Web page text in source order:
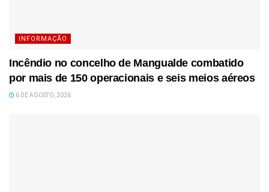
INFORMAÇÃO
Incêndio no concelho de Mangualde combatido
por mais de 150 operacionais e seis meios aéreos
6 DE AGOSTO, 2026